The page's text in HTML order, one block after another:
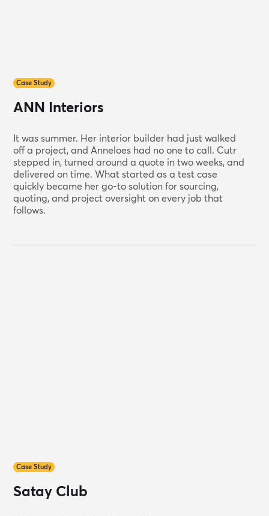
Case Study
ANN Interiors
It was summer. Her interior builder had just walked
off a project, and Anneloes had no one to call. Cutr
stepped in, turned around a quote in two weeks, and
delivered on time. What started as a test case
quickly became her go-to solution for sourcing,
quoting, and project oversight on every job that
follows.
Case Study
Satay Club